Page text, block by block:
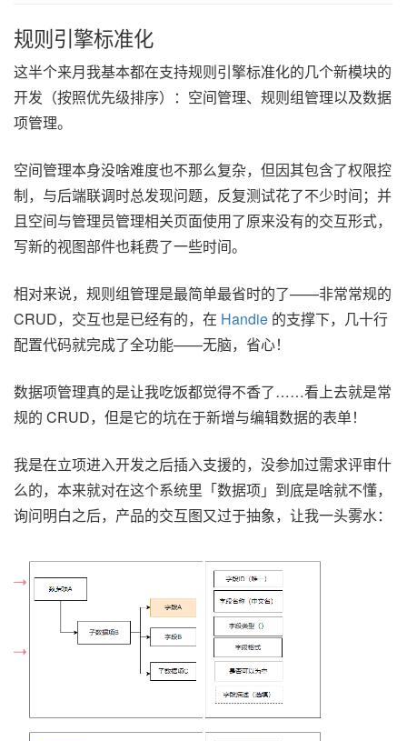
规则引擎标准化
这半个来月我基本都在支持规则引擎标准化的几个新模块的
开发（按照优先级排序）：空间管理、规则组管理以及数据
项管理。
空间管理本身没啥难度也不那么复杂，但因其包含了权限控
制，与后端联调时总发现问题，反复测试花了不少时间；并
且空间与管理员管理相关页面使用了原来没有的交互形式，
写新的视图部件也耗费了一些时间。
相对来说，规则组管理是最简单最省时的了——非常常规的
CRUD，交互也是已经有的，在 Handie 的支撑下，几十行
配置代码就完成了全功能——无脑，省心！
数据项管理真的是让我吃饭都觉得不香了……看上去就是常
规的 CRUD，但是它的坑在于新增与编辑数据的表单！
我是在立项进入开发之后插入支援的，没参加过需求评审什
么的，本来就对在这个系统里「数据项」到底是啥就不懂，
询问明白之后，产品的交互图又过于抽象，让我一头雾水：